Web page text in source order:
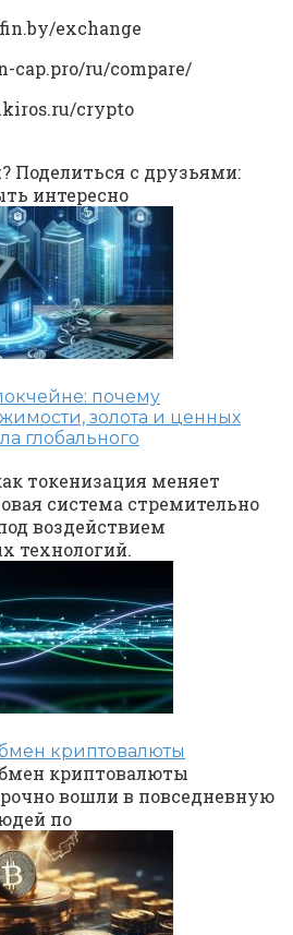
exchange
cap.pro/ru/compare/
crypto
Поделиться с друзьями:
интересно
почему
золота и ценных
глобального
токенизация меняет
система стремительно
воздействием
технологий.
криптовалюты
криптовалюты
вошли в повседневную
по